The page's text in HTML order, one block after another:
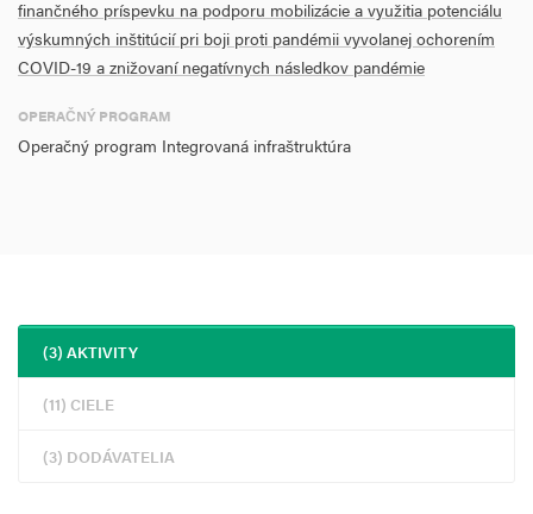
finančného príspevku na podporu mobilizácie a využitia potenciálu
výskumných inštitúcií pri boji proti pandémii vyvolanej ochorením
COVID-19 a znižovaní negatívnych následkov pandémie
OPERAČNÝ PROGRAM
Operačný program Integrovaná infraštruktúra
(3) AKTIVITY
(11) CIELE
(3) DODÁVATELIA